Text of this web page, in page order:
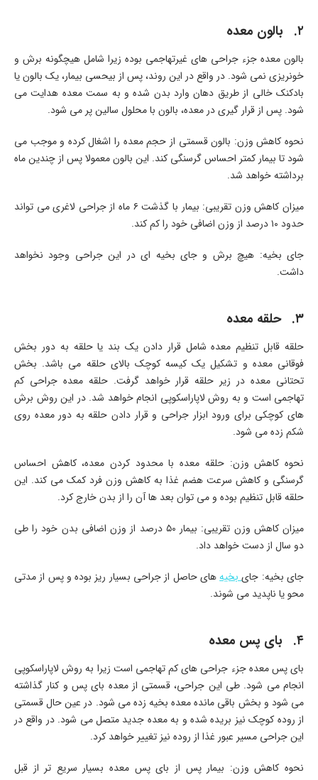
۲. بالون معده
بالون معده جزء جراحی های غیرتهاجمی بوده زیرا شامل هیچگونه برش و
خونریزی نمی شود. در واقع در این روند، پس از بیحسی بیمار، یک بالون یا
بادکنک خالی از طریق دهان وارد بدن شده و به سمت معده هدایت می
شود. پس از قرار گیری در معده، بالون با محلول سالین پر می شود.
نحوه کاهش وزن: بالون قسمتی از حجم معده را اشغال کرده و موجب می
شود تا بیمار کمتر احساس گرسنگی کند. این بالون معمولا پس از چندین ماه
برداشته خواهد شد.
میزان کاهش وزن تقریبی: بیمار با گذشت ۶ ماه از جراحی لاغری می تواند
حدود ۱۰ درصد از وزن اضافی خود را کم کند.
جای بخیه: هیچ برش و جای بخیه ای در این جراحی وجود نخواهد
داشت.
۳. حلقه معده
حلقه قابل تنظیم معده شامل قرار دادن یک بند یا حلقه به دور بخش
فوقانی معده و تشکیل یک کیسه کوچک بالای حلقه می باشد. بخش
تحتانی معده در زیر حلقه قرار خواهد گرفت. حلقه معده جراحی کم
تهاجمی است و به روش لاپاراسکوپی انجام خواهد شد. در این روش برش
های کوچکی برای ورود ابزار جراحی و قرار دادن حلقه به دور معده روی
شکم زده می شود.
نحوه کاهش وزن: حلقه معده با محدود کردن معده، کاهش احساس
گرسنگی و کاهش سرعت هضم غذا به کاهش وزن فرد کمک می کند. این
حلقه قابل تنظیم بوده و می توان بعد ها آن را از بدن خارج کرد.
میزان کاهش وزن تقریبی: بیمار ۵۰ درصد از وزن اضافی بدن خود را طی
دو سال از دست خواهد داد.
جای بخیه: جایبخیههای حاصل از جراحی بسیار ریز بوده و پس از مدتی
محو یا ناپدید می شوند.
۴. بای پس معده
بای پس معده جزء جراحی های کم تهاجمی است زیرا به روش لاپاراسکوپی
انجام می شود. طی این جراحی، قسمتی از معده بای پس و کنار گذاشته
می شود و بخش باقی مانده معده بخیه زده می شود. در عین حال قسمتی
از روده کوچک نیز بریده شده و به معده جدید متصل می شود. در واقع در
این جراحی مسیر عبور غذا از روده نیز تغییر خواهد کرد.
نحوه کاهش وزن: بیمار پس از بای پس معده بسیار سریع تر از قبل